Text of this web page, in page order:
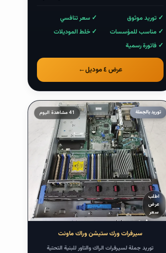
✓ توريد موثوق
✓ سعر تنافسي
✓ مناسب للمؤسسات
✓ خلط الموديلات
✓ فاتورة رسمية
عرض ٤ موديل ←
توريد بالجملة 41 مشاهدة اليوم
اطلب
عرض
سعر
سيرفراتسيرفرات ورك ستيشن وراك ماونت
توريد جملة لسيرفرات الراك والتاور للبنية التحتية